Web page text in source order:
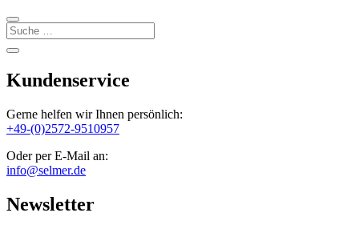
Kundenservice
Gerne helfen wir Ihnen persönlich:
+49-(0)2572-9510957
Oder per E-Mail an:
info@selmer.de
Newsletter